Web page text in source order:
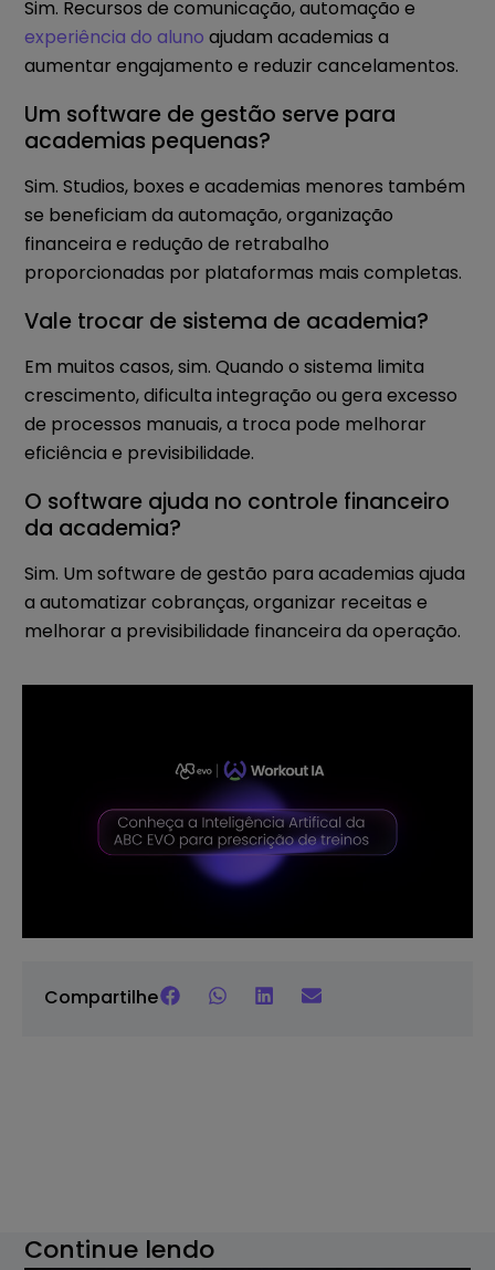
Sim. Recursos de comunicação, automação e
experiência do aluno ajudam academias a
aumentar engajamento e reduzir cancelamentos.
Um software de gestão serve para
academias pequenas?
Sim. Studios, boxes e academias menores também
se beneficiam da automação, organização
financeira e redução de retrabalho
proporcionadas por plataformas mais completas.
Vale trocar de sistema de academia?
Em muitos casos, sim. Quando o sistema limita
crescimento, dificulta integração ou gera excesso
de processos manuais, a troca pode melhorar
eficiência e previsibilidade.
O software ajuda no controle financeiro
da academia?
Sim. Um software de gestão para academias ajuda
a automatizar cobranças, organizar receitas e
melhorar a previsibilidade financeira da operação.
Compartilhe
Continue lendo